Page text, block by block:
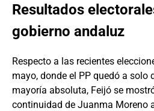
Resultados
gobierno andaluz
Respecto a las recientes
mayo, donde el PP quedó a solo
mayoría absoluta, Feijó se
continuidad de Juanma Moreno